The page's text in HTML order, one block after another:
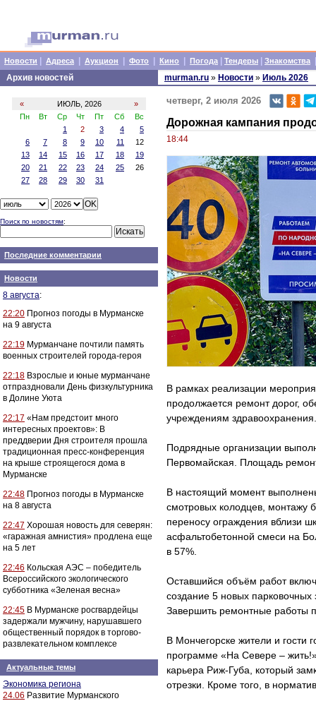
Новости Адреса Аукцион Фото Кино Погода Тендеры Знакомства
Архив новостей
« ИЮЛЬ, 2026
»
Пн
Вт Ср Чт Пт Сб
Вс
1
2 3 4
5
6
7 8 9 10 11
12
13
14 15 16 17 18
19
20
21 22 23 24 25
26
27
28 29 30 31
Поиск по новостям:
Последние комментарии
Новости
8 августа:
22:20 Прогноз погоды в Мурманске
на 9 августа
22:19 Мурманчане почтили память
военных строителей города-героя
22:18 Взрослые и юные мурманчане
отпраздновали День физкультурника
в Долине Уюта
22:17 «Нам предстоит много
интересных проектов»: В
преддверии Дня строителя прошла
традиционная пресс-конференция
на крыше строящегося дома в
Мурманске
22:48 Прогноз погоды в Мурманске
на 8 августа
22:47 Хорошая новость для северян:
«гаражная амнистия» продлена еще
на 5 лет
22:46 Кольская АЭС – победитель
Всероссийского экологического
субботника «Зеленая весна»
22:45 В Мурманске росгвардейцы
задержали мужчину, нарушавшего
общественный порядок в торгово-
развлекательном комплексе
Актуальные темы
Экономика региона
24.06 Развитие Мурманского
murman.ru » Новости » Июль 2026
четверг, 2 июля 2026
Дорожная кампания
18:44
В рамках реализации
продолжается ремонт дорог,
учреждениям здравоохранения.
Подрядные организации
Первомайская. Площадь
В настоящий момент
смотровых колодцев, монтажу
переносу ограждения вблизи
асфальтобетонной смеси на
в 57%.
Оставшийся объём работ
создание 5 новых
Завершить ремонтные работы
В Мончегорске жители и гости
программе «На Севере –
карьера Риж-Губа, который
отрезки. Кроме того, в